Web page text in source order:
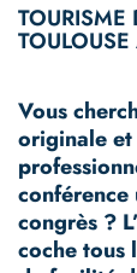
TOURISME
Vous
originale et
conférence
congrès ?
coche tous